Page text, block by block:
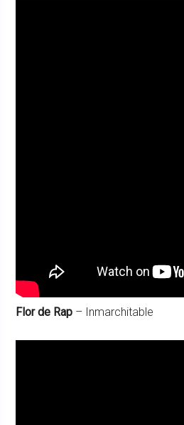
Flor de Rap – Inmarchitable